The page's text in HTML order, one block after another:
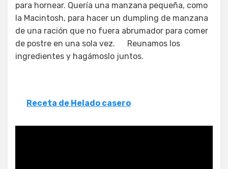
para hornear. Quería una manzana pequeña, como
la Macintosh, para hacer un dumpling de manzana
de una ración que no fuera abrumador para comer
de postre en una sola vez. Reunamos los
ingredientes y hagámoslo juntos.
Receta de Helado casero